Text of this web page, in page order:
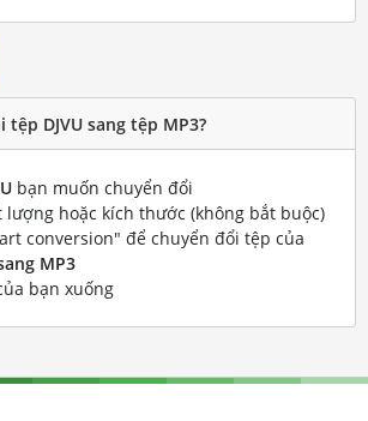
DJVU sang tệp MP3?
bạn muốn chuyển đổi
lượng hoặc kích thước (không bắt buộc)
conversion" để chuyển đổi tệp của
MP3
bạn xuống